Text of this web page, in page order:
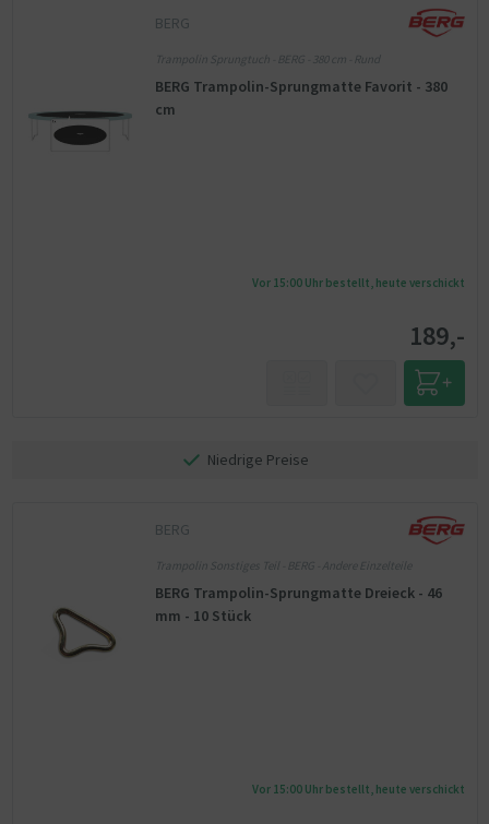
BERG
Trampolin Sprungtuch - BERG - 380 cm - Rund
BERG Trampolin-Sprungmatte Favorit - 380
cm
Vor 15:00 Uhr bestellt, heute verschickt
189,-
Niedrige Preise
BERG
Trampolin Sonstiges Teil - BERG - Andere Einzelteile
BERG Trampolin-Sprungmatte Dreieck - 46
mm - 10 Stück
Vor 15:00 Uhr bestellt, heute verschickt